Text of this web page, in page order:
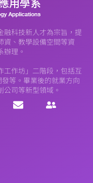
融科技新人才為宗旨，提
資、教學設備空間等資
理。
工作坊」二階段，包括互
等。畢業後的就業方向
司等新型領域。